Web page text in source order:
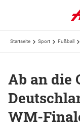
Startseite Sport Fußball
Ab an die
WM-